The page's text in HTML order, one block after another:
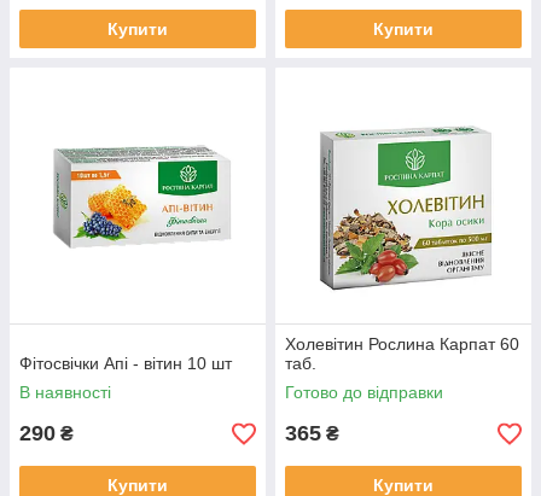
Купити Купити
Фітосвічки Апі - вітин 10 шт
В наявності
290 ₴
Купити
Холевітин Рослина Карпат 60
таб.
Готово до відправки
365 ₴
Купити